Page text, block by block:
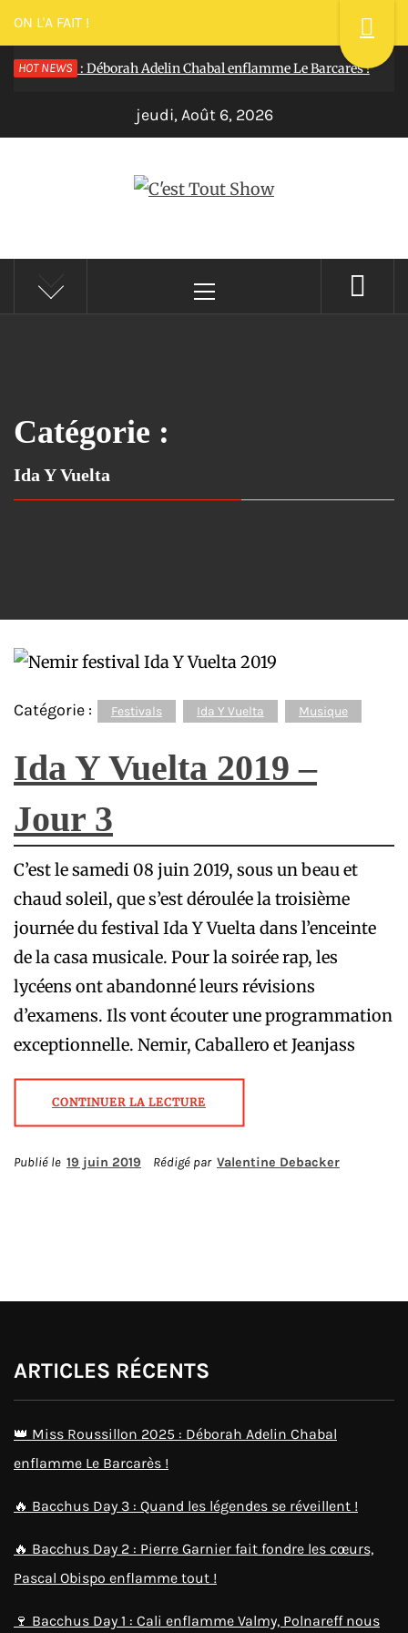
ON L'A FAIT !
HOT NEWS
2025 : Déborah Adelin Chabal enflamme Le Barcarès !
jeudi, Août 6, 2026
C'EST TOUT SHOW
Reportages Spectacles Concerts Théâtre Danse
Catégorie :
Ida Y Vuelta
Catégorie : Festivals Ida Y Vuelta Musique
Ida Y Vuelta 2019 –
Jour 3
C’est le samedi 08 juin 2019, sous un beau et
chaud soleil, que s’est déroulée la troisième
journée du festival Ida Y Vuelta dans l’enceinte
de la casa musicale. Pour la soirée rap, les
lycéens ont abandonné leurs révisions
d’examens. Ils vont écouter une programmation
exceptionnelle. Nemir, Caballero et Jeanjass
CONTINUER LA LECTURE
Publié le 19 juin 2019 Rédigé par Valentine Debacker
ARTICLES RÉCENTS
👑 Miss Roussillon 2025 : Déborah Adelin Chabal
enflamme Le Barcarès !
🔥 Bacchus Day 3 : Quand les légendes se réveillent !
🔥 Bacchus Day 2 : Pierre Garnier fait fondre les cœurs,
Pascal Obispo enflamme tout !
🍷 Bacchus Day 1 : Cali enflamme Valmy, Polnareff nous